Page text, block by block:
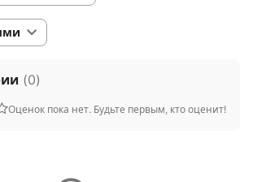
(0)
Оценок пока нет. Будьте первым, кто оценит!